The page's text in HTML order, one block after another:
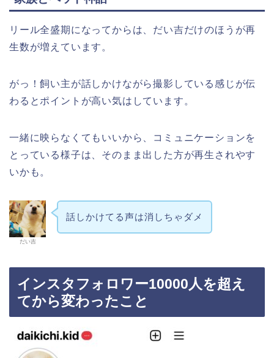
リール全盛期になってからは、だい吉だけのほうが再
生数が増えています。
がっ！飼い主が話しかけながら撮影している感じが伝
わるとポイントが高い気はしています。
一緒に映らなくてもいいから、コミュニケーションを
とっている様子は、そのまま出した方が再生されやす
いかも。
だい吉
話しかけてる声は消しちゃダメ
インスタフォロワー10000人を超え
てから変わったこと